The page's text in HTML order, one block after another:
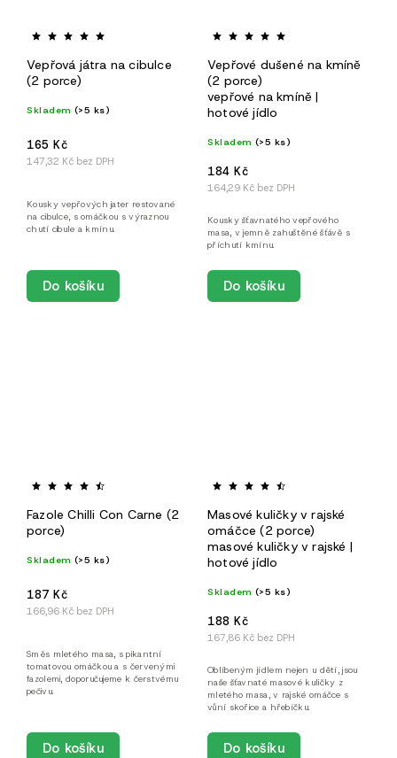
Vepřová játra na cibulce
(2 porce)
Skladem (>5 ks)
147,32 Kč bez DPH
165 Kč
Do košíku
Kousky vepřových jater restované
na cibulce, s omáčkou s výraznou
chutí cibule a kmínu.
Vepřové dušené na kmíně
(2 porce)
vepřové na kmíně |
hotové jídlo
Skladem (>5 ks)
164,29 Kč bez DPH
184 Kč
Do košíku
Kousky šťavnatého vepřového
masa, v jemně zahuštěné šťávě s
příchutí kmínu.
Fazole Chilli Con Carne (2
porce)
Skladem (>5 ks)
166,96 Kč bez DPH
187 Kč
Do košíku
Směs mletého masa, s pikantní
tomatovou omáčkou a s červenými
fazolemi, doporučujeme k čerstvému
pečivu.
Masové kuličky v rajské
omáčce (2 porce)
masové kuličky v rajské |
hotové jídlo
Skladem (>5 ks)
167,86 Kč bez DPH
188 Kč
Do košíku
Oblíbeným jídlem nejen u dětí, jsou
naše šťavnaté masové kuličky z
mletého masa, v rajské omáčce s
vůní skořice a hřebíčku.